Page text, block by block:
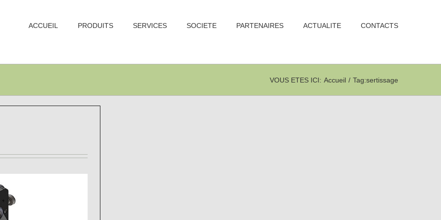
ACCUEIL PRODUITS SERVICES SOCIETE PARTENAIRES ACTUALITE CONTACTS
VOUS ETES ICI: Accueil / Tag:sertissage